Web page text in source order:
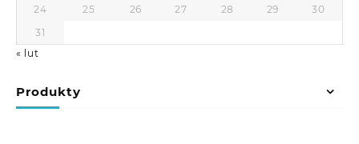
24
25 26 27 28 29
30
31
« lut
Produkty